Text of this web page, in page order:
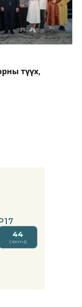
түүх,